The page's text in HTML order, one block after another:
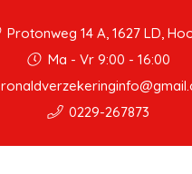
Protonweg 14 A, 1627 LD,
Ma - Vr 9:00 - 16:00
0229-267873